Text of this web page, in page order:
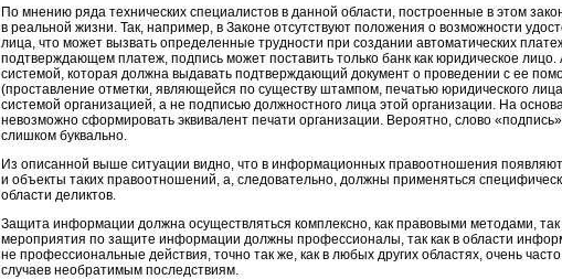
По мнению ряда технических специалистов в данной области, построенные в этом
в реальной жизни. Так, например, в Законе отсутствуют положения о возможности
лица, что может вызвать определенные трудности при создании автоматических
подтверждающем платеж, подпись может поставить только банк как юридическое
системой, которая должна выдавать подтверждающий документ о проведении с ее
(проставление отметки, являющейся по существу штампом, печатью юридического
системой организацией, а не подписью должностного лица этой организации. На
невозможно сформировать эквивалент печати организации. Вероятно, слово
слишком буквально.
Из описанной выше ситуации видно, что в информационных правоотношения
и объекты таких правоотношений, а, следовательно, должны применяться
области деликтов.
Защита информации должна осуществляться комплексно, как правовыми методами, так
мероприятия по защите информации должны профессионалы, так как в области
не профессиональные действия, точно так же, как в любых других областях, очень
случаев необратимым последствиям.